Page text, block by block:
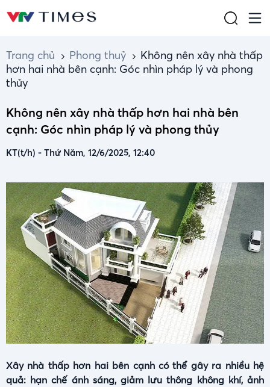
Trang chủ Phong thuỷ
Không nên xây nhà thấp
hơn hai nhà bên cạnh: Góc nhìn pháp lý và phong
thủy
Không nên xây nhà thấp hơn hai nhà bên
cạnh: Góc nhìn pháp lý và phong thủy
KT(t/h) - Thứ Năm, 12/6/2025, 12:40
Xây nhà thấp hơn hai bên cạnh có thể gây ra nhiều hệ
quả: hạn chế ánh sáng, giảm lưu thông không khí, ảnh